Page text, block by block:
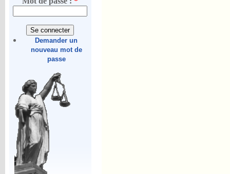
Demander un
nouveau mot de
passe